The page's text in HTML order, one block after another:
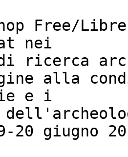
Free/
nei
ricerca
alla
e i
20 giugno